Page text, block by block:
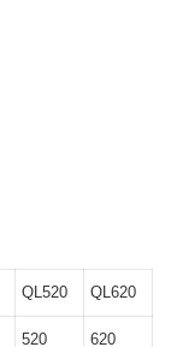
QL520 QL620
520 620